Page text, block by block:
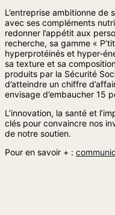
L’entreprise ambitionne de
avec ses compléments
redonner l’appétit aux
recherche, sa gamme «
hyperprotéinés et hyper-
sa texture et sa
produits par la Sécurité
d’atteindre un chiffre
envisage d’embaucher 15
L’innovation, la santé et
clés pour convaincre nos
de notre soutien.
Pour en savoir + :